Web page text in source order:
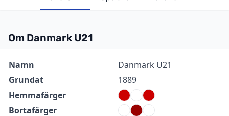
Om Danmark U21
Information
Namn
Danmark U21
Grundat
1889
Hemmafärger
Bortafärger